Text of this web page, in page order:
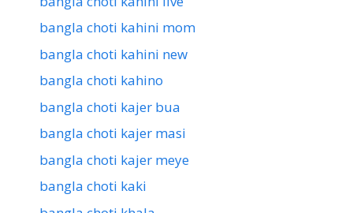
bangla choti kahini mom
bangla choti kahini new
bangla choti kahino
bangla choti kajer bua
bangla choti kajer masi
bangla choti kajer meye
bangla choti kaki